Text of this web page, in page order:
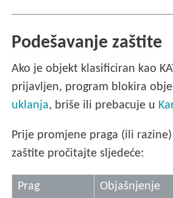
Podešavanje zaštite
Ako je objekt klasificiran kao
prijavljen, program blokira
uklanja, briše ili prebacuje u
Prije promjene praga (ili razine)
zaštite pročitajte sljedeće:
Prag Objašnjenje